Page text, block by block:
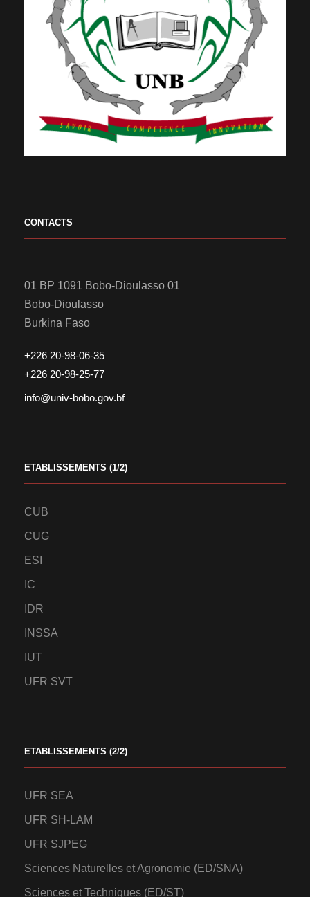
CONTACTS
01 BP 1091 Bobo-Dioulasso 01
Bobo-Dioulasso
Burkina Faso
+226 20-98-06-35
+226 20-98-25-77
info@univ-bobo.gov.bf
ETABLISSEMENTS (1/2)
CUB
CUG
ESI
IC
IDR
INSSA
IUT
UFR SVT
ETABLISSEMENTS (2/2)
UFR SEA
UFR SH-LAM
UFR SJPEG
Sciences Naturelles et Agronomie (ED/SNA)
Sciences et Techniques (ED/ST)